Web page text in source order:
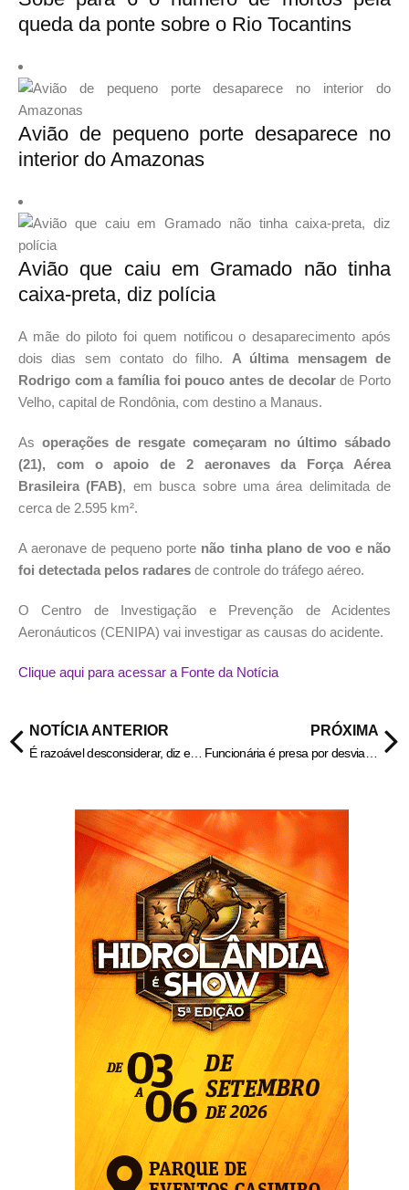
queda da ponte sobre o Rio Tocantins
Avião de pequeno porte desaparece no
interior do Amazonas
Avião que caiu em Gramado não tinha
caixa-preta, diz polícia
A mãe do piloto foi quem notificou o desaparecimento após
dois dias sem contato do filho. A última mensagem de
Rodrigo com a família foi pouco antes de decolarde Porto
Velho, capital de Rondônia, com destino a Manaus.
As operações de resgate começaram no último sábado
(21), com o apoio de 2 aeronaves da Força Aérea
Brasileira (FAB), em busca sobre uma área delimitada de
cerca de 2.595 km².
A aeronave de pequeno porte não tinha plano de voo e não
foi detectada pelos radares de controle do tráfego aéreo.
O Centro de Investigação e Prevenção de Acidentes
Aeronáuticos (CENIPA) vai investigar as causas do acidente.
Clique aqui para acessar a Fonte da Notícia
NOTÍCIA ANTERIOR
É razoável desconsiderar, diz especialista ao WW sobre cotação do dólar no Google
PRÓXIMA